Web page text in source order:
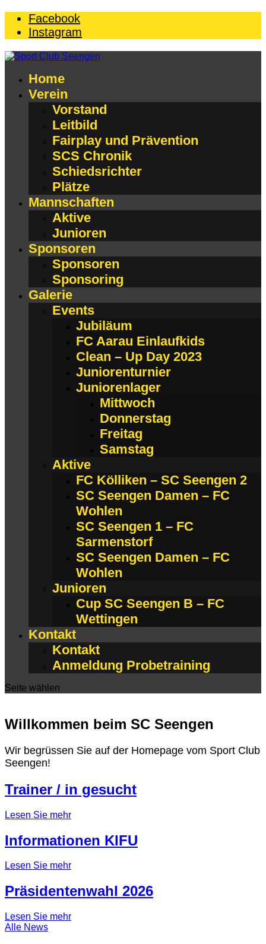
Facebook
Instagram
Home
Verein
Vorstand
Leitbild
Fairplay und Prävention
SCS Chronik
Schiedsrichter
Plätze
Mannschaften
Aktive
Junioren
Sponsoren
Sponsoren
Sponsoring
Galerie
Events
Jubiläum
FC Aarau Einlaufkids
Clean – Up Day 2023
Juniorenturnier
Juniorenlager
Mittwoch
Donnerstag
Freitag
Samstag
Aktive
FC Kölliken – SC Seengen 2
SC Seengen Damen – FC
Wohlen
SC Seengen 1 – FC
Sarmenstorf
SC Seengen Damen – FC
Wohlen
Junioren
Cup SC Seengen B – FC
Wettingen
Kontakt
Kontakt
Anmeldung Probetraining
Seite wählen
Willkommen beim SC Seengen
Wir begrüssen Sie auf der Homepage vom Sport Club
Seengen!
Trainer / in gesucht
Lesen Sie mehr
Informationen KIFU
Lesen Sie mehr
Präsidentenwahl 2026
Lesen Sie mehr
Alle News